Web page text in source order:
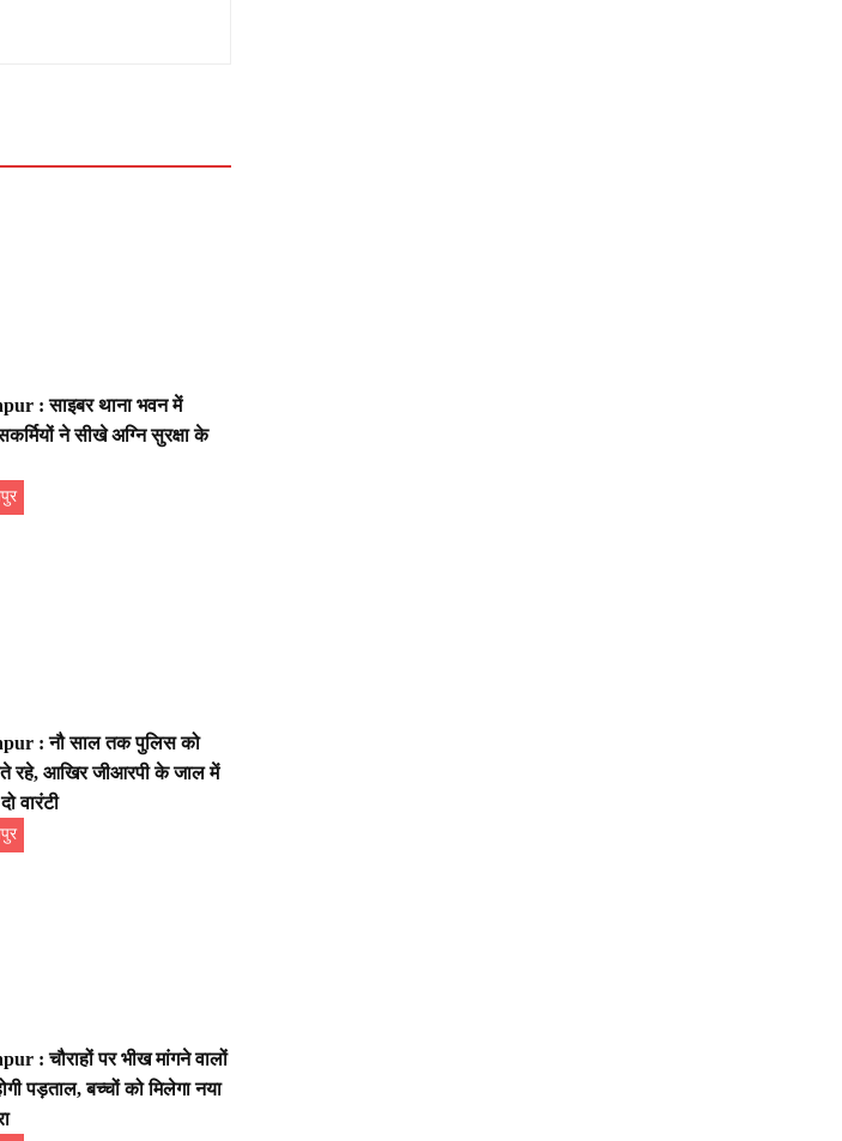
: साइबर थाना भवन में
ने सीखे अग्नि सुरक्षा के
: नौ साल तक पुलिस को
रहे, आखिर जीआरपी के जाल में
वारंटी
: चौराहों पर भीख मांगने वालों
पड़ताल, बच्चों को मिलेगा नया